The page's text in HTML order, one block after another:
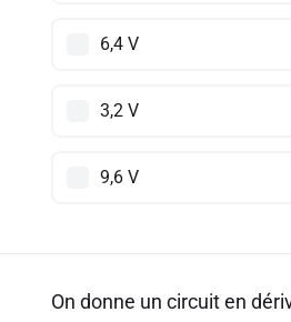
6,4 V
3,2 V
9,6 V
On donne un circuit en